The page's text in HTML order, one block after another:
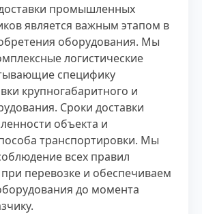
промышленных
является важным этапом в
оборудования. Мы
логистические
специфику
крупногабаритного и
Сроки доставки
объекта и
транспортировки. Мы
всех правил
перевозке и обеспечиваем
до момента